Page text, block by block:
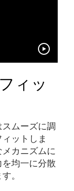
ィッ
ムーズに調
ットしま
カニズムに
均一に分散
。